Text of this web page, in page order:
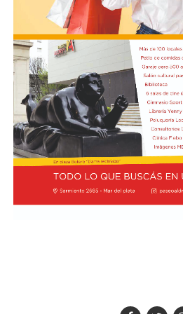
profunda de sus impactos
obras continúen. Radio
apostados en el lugar, y que se
bancos públicos para usarlos
se registraron daños en
vehículos policiales.
El Ministerio de Seguridad
que ordene preservar los
hechos, que se libre oficio al
Congreso para que informen la
el perjuicio económico, y
evaluando aportar elementos de